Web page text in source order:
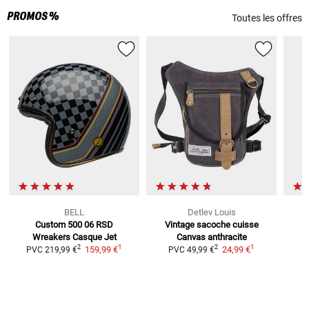
PROMOS % Toutes les offres
BELL
Custom 500 06 RSD
Wreakers Casque Jet
PVC 219,99 €2 159,99 €1
Detlev Louis
Vintage sacoche cuisse
Canvas anthracite
PVC 49,99 €2 24,99 €1